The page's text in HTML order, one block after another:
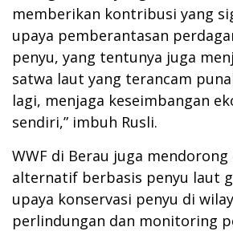
memberikan kontribusi yang
upaya pemberantasan
penyu, yang tentunya juga
satwa laut yang terancam
lagi, menjaga keseimbangan
sendiri,” imbuh Rusli.
WWF di Berau juga
alternatif berbasis penyu laut
upaya konservasi penyu di
perlindungan dan monitoring